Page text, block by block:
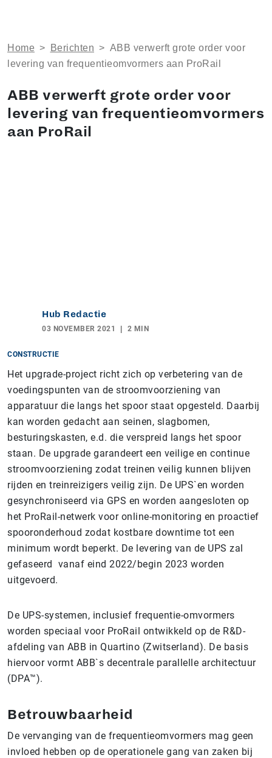
Home > Berichten > ABB verwerft grote order voor
levering van frequentieomvormers aan ProRail
ABB verwerft grote order voor
levering van frequentieomvormers
aan ProRail
Hub Redactie
03 NOVEMBER 2021 2 MIN
CONSTRUCTIE
Het upgrade-project richt zich op verbetering van de
voedingspunten van de stroomvoorziening van
apparatuur die langs het spoor staat opgesteld. Daarbij
kan worden gedacht aan seinen, slagbomen,
besturingskasten, e.d. die verspreid langs het spoor
staan. De upgrade garandeert een veilige en continue
stroomvoorziening zodat treinen veilig kunnen blijven
rijden en treinreizigers veilig zijn. De UPS`en worden
gesynchroniseerd via GPS en worden aangesloten op
het ProRail-netwerk voor online-monitoring en proactief
spooronderhoud zodat kostbare downtime tot een
minimum wordt beperkt. De levering van de UPS zal
gefaseerd vanaf eind 2022/begin 2023 worden
uitgevoerd.
De UPS-systemen, inclusief frequentie-omvormers
worden speciaal voor ProRail ontwikkeld op de R&D-
afdeling van ABB in Quartino (Zwitserland). De basis
hiervoor vormt ABB`s decentrale parallelle architectuur
(DPA™).
Betrouwbaarheid
De vervanging van de frequentieomvormers mag geen
invloed hebben op de operationele gang van zaken bij